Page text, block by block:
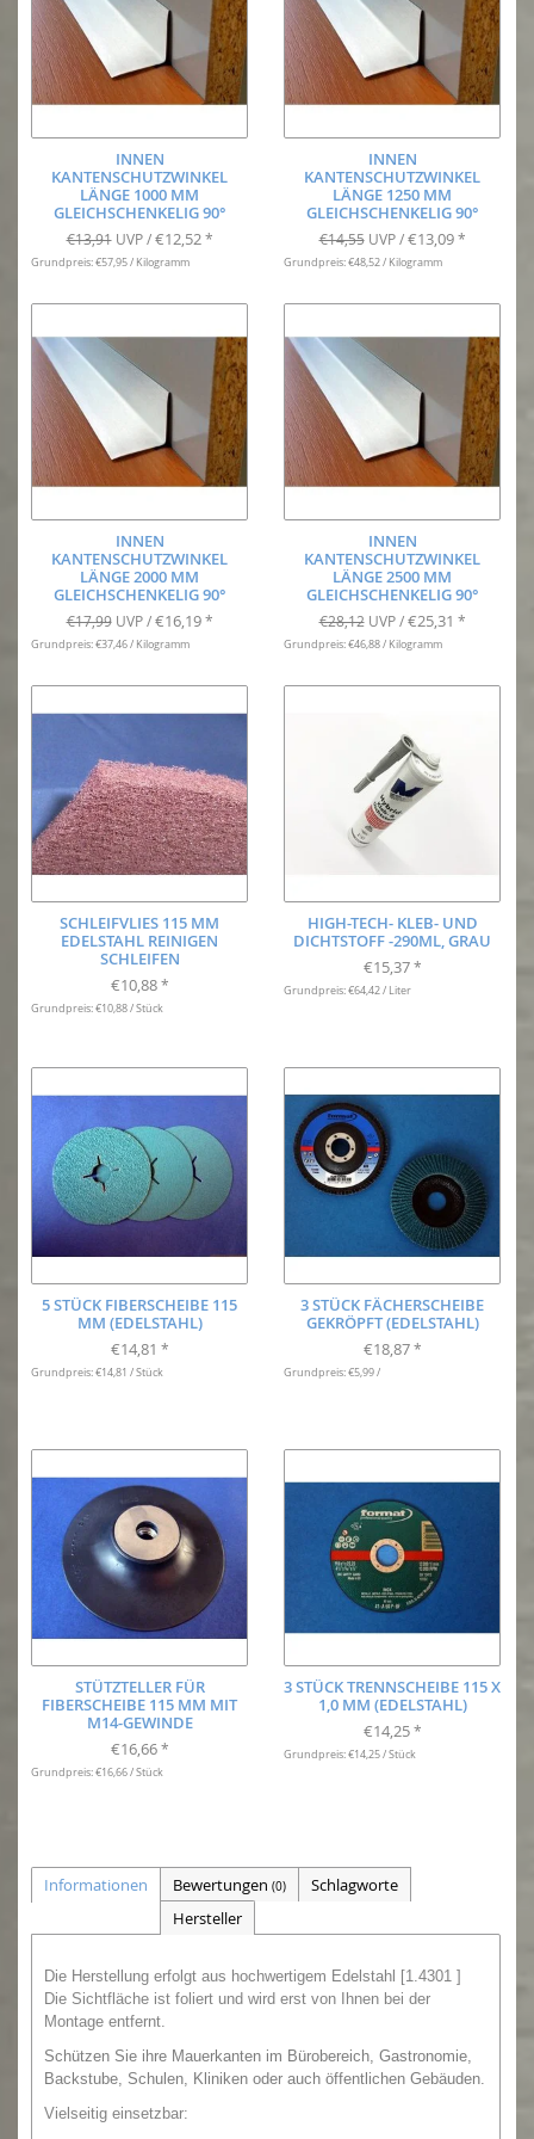
INNEN
KANTENSCHUTZWINKEL
LÄNGE 1000 MM
GLEICHSCHENKELIG 90°
€13,91 UVP /€12,52 *
Grundpreis: €57,95 / Kilogramm
INNEN
KANTENSCHUTZWINKEL
LÄNGE 1250 MM
GLEICHSCHENKELIG 90°
€14,55 UVP /€13,09 *
Grundpreis: €48,52 / Kilogramm
INNEN
KANTENSCHUTZWINKEL
LÄNGE 2000 MM
GLEICHSCHENKELIG 90°
€17,99 UVP /€16,19 *
Grundpreis: €37,46 / Kilogramm
INNEN
KANTENSCHUTZWINKEL
LÄNGE 2500 MM
GLEICHSCHENKELIG 90°
€28,12 UVP /€25,31 *
Grundpreis: €46,88 / Kilogramm
SCHLEIFVLIES 115 MM
EDELSTAHL REINIGEN
SCHLEIFEN
€10,88 *
Grundpreis: €10,88 / Stück
HIGH-TECH- KLEB- UND
DICHTSTOFF -290ML, GRAU
€15,37 *
Grundpreis: €64,42 / Liter
5 STÜCK FIBERSCHEIBE 115
MM (EDELSTAHL)
€14,81 *
Grundpreis: €14,81 / Stück
3 STÜCK FÄCHERSCHEIBE
GEKRÖPFT (EDELSTAHL)
€18,87 *
Grundpreis: €5,99 /
STÜTZTELLER FÜR
FIBERSCHEIBE 115 MM MIT
M14-GEWINDE
€16,66 *
Grundpreis: €16,66 / Stück
3 STÜCK TRENNSCHEIBE 115 X
1,0 MM (EDELSTAHL)
€14,25 *
Grundpreis: €14,25 / Stück
Informationen Bewertungen (0)
Schlagworte
Hersteller
Die Herstellung erfolgt aus hochwertigem Edelstahl [1.4301 ]
Die Sichtfläche ist foliert und wird erst von Ihnen bei der
Montage entfernt.
Schützen Sie ihre Mauerkanten im Bürobereich, Gastronomie,
Backstube, Schulen, Kliniken oder auch öffentlichen Gebäuden.
Vielseitig einsetzbar: